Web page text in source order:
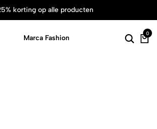
25% korting op alle producten
0